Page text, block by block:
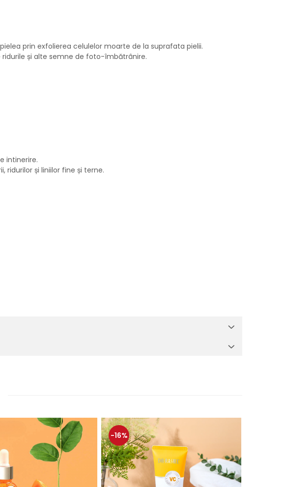
prin exfolierea celulelor moarte de la suprafata pielii.
și alte semne de foto-îmbătrânire.
intinerire.
ridurilor și liniilor fine și terne.
-16%